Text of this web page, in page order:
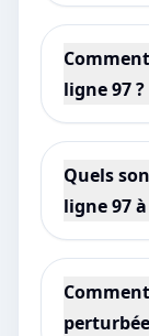
ligne 97 ?
Quels
ligne 97